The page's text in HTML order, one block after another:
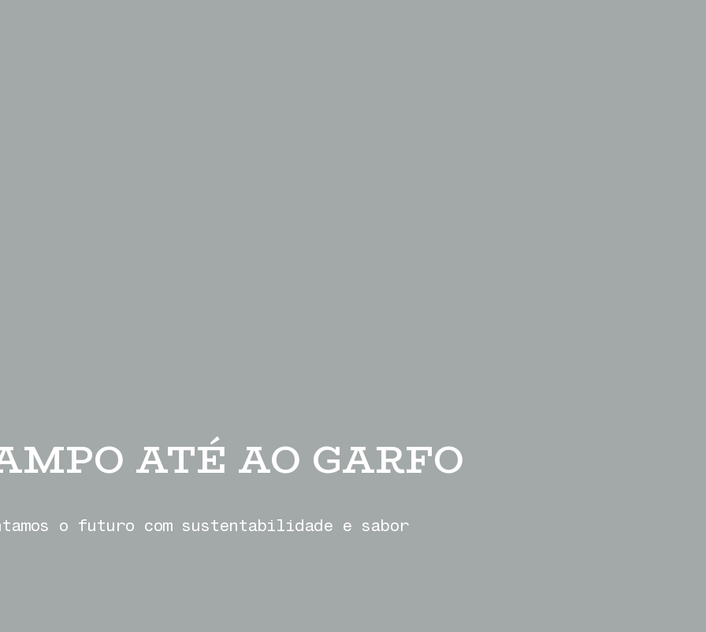
ATÉ AO GARFO
o futuro com sustentabilidade e sabor